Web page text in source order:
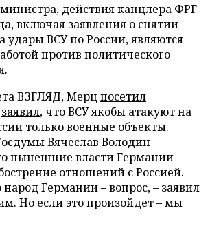
действия канцлера ФРГ
включая заявления о снятии
удары ВСУ по России, являются
против политического
ВЗГЛЯД, Мерц посетил
заявил, что ВСУ якобы атакуют на
только военные объекты.
Вячеслав Володин
нынешние власти Германии
отношений с Россией.
народ Германии – вопрос, – заявил
Но если это произойдет – мы